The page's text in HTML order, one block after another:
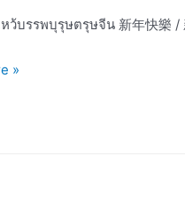
ว้บรรพบุรุษตรุษจีน 新年快樂 /
»